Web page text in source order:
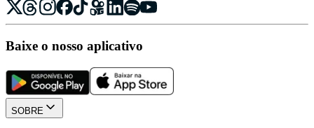
Baixe o nosso aplicativo
SOBRE